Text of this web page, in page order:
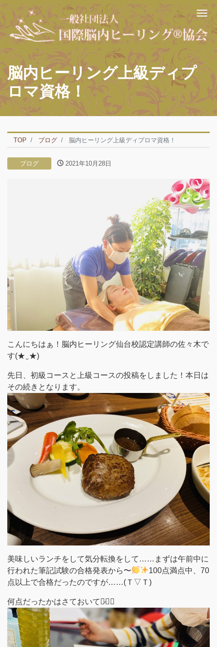
脳内ヒーリング上級ディプ
ロマ資格！
TOP ブログ 脳内ヒーリング上級ディプロマ資格！
ブログ 2021年10月28日
こんにちはぁ！脳内ヒーリング仙台校認定講師の佐々木で
す(★‿★)
先日、初級コースと上級コースの投稿をしました！本日は
その続きとなります。
美味しいランチをして気分転換をして……まずは午前中に
行われた筆記試験の合格発表から〜
100点満点中、70
点以上で合格だったのですが……(Ｔ▽Ｔ)
何点だったかはさておいて♡̷ﾞ